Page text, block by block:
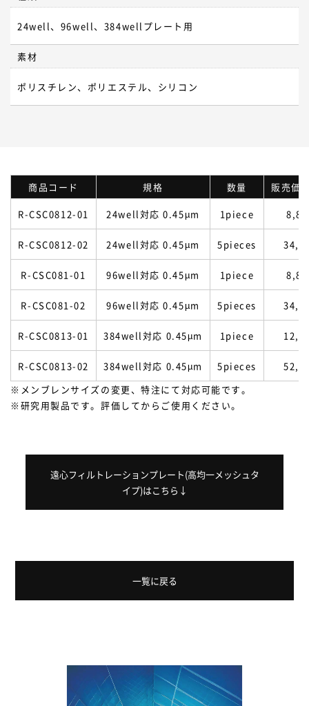
24well、96well、384wellプレート用
素材
ポリスチレン、ポリエステル、シリコン
商品コード 規格 数量 販売価
R-CSC0812-01 24well対応 0.45µm 1piece
R-CSC0812-02 24well対応 0.45µm 5pieces
R-CSC081-01 96well対応 0.45µm 1piece
R-CSC081-02 96well対応 0.45µm 5pieces
R-CSC0813-01 384well対応 0.45µm 1piece
R-CSC0813-02 384well対応 0.45µm 5pieces
※メンブレンサイズの変更、特注にて対応可能です。
※研究用製品です。評価してからご使用ください。
遠心フィルトレーションプレート(高均一メッシュタ
イプ)はこちら↓
一覧に戻る